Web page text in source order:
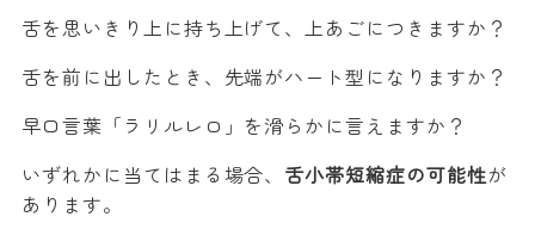
舌を思いきり上に持ち上げて、上あごにつきますか？
舌を前に出したとき、先端がハート型になりますか？
早口言葉「ラリルレロ」を滑らかに言えますか？
いずれかに当てはまる場合、 舌小帯短縮症の可能性が
あります。